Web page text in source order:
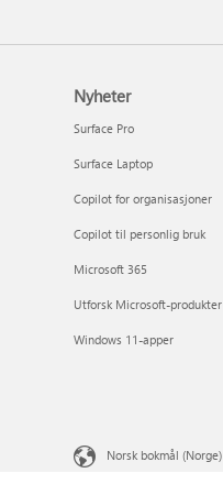
Nyheter
Surface Pro
Surface Laptop
Copilot for organisasjoner
Copilot til personlig bruk
Microsoft 365
Utforsk Microsoft-produkter
Windows 11-apper
Norsk bokmål (Norge)